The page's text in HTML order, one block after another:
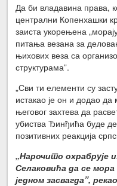
Да би владавина права,
централни Копенхашки
заиста укорењена
питања везана за
њихових веза са
структурама”.
„Сви ти елементи су
истакао је он и додао да
његовог захтева да
убиства Ђинђића буде
позитивних реакција
„Нарочито охрабрује
Селаковића да се
једном засвагда”,